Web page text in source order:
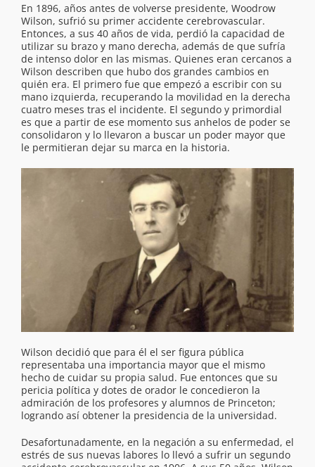
En 1896, años antes de volverse presidente, Woodrow
Wilson, sufrió su primer accidente cerebrovascular.
Entonces, a sus 40 años de vida, perdió la capacidad de
utilizar su brazo y mano derecha, además de que sufría
de intenso dolor en las mismas. Quienes eran cercanos a
Wilson describen que hubo dos grandes cambios en
quién era. El primero fue que empezó a escribir con su
mano izquierda, recuperando la movilidad en la derecha
cuatro meses tras el incidente. El segundo y primordial
es que a partir de ese momento sus anhelos de poder se
consolidaron y lo llevaron a buscar un poder mayor que
le permitieran dejar su marca en la historia.
Wilson decidió que para él el ser figura pública
representaba una importancia mayor que el mismo
hecho de cuidar su propia salud. Fue entonces que su
pericia política y dotes de orador le concedieron la
admiración de los profesores y alumnos de Princeton;
logrando así obtener la presidencia de la universidad.
Desafortunadamente, en la negación a su enfermedad, el
estrés de sus nuevas labores lo llevó a sufrir un segundo